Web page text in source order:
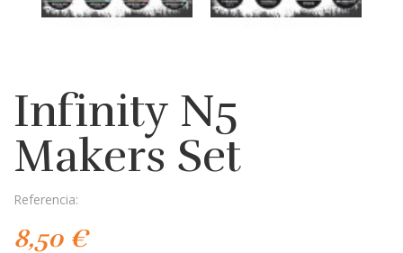
Infinity N5
Makers Set
Referencia:
8,50 €